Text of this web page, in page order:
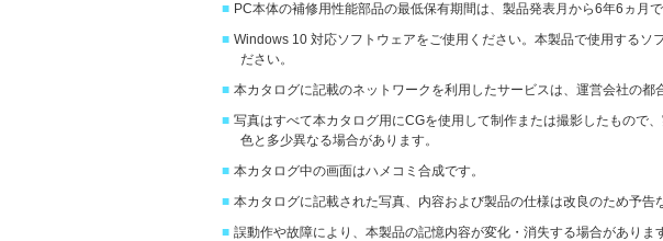
■ PC本体の補修用性能部品の最低保有期間は、製品発表月から6年6ヵ月で
■ Windows 10 対応ソフトウェアをご使用ください。本製品で使用するソ
ださい。
■ 本カタログに記載のネットワークを利用したサービスは、運営会社の都
■ 写真はすべて本カタログ用にCGを使用して制作または撮影したもので
色と多少異なる場合があります。
■ 本カタログ中の画面はハメコミ合成です。
■ 本カタログに記載された写真、内容および製品の仕様は改良のため予告
■ 誤動作や故障により、本製品の記憶内容が変化・消失する場合があり